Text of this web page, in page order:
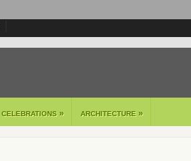
CELEBRATIONS » ARCHITECTURE »